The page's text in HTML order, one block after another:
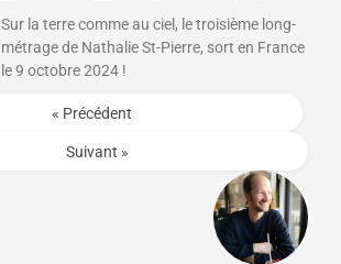
Sur la terre comme au ciel, le troisième long-
métrage de Nathalie St-Pierre, sort en France
le 9 octobre 2024 !
« Précédent
Suivant »